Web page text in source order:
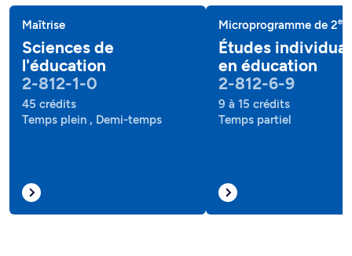
Maîtrise
Sciences de
l'éducation
2-812-1-0
45 crédits
Temps plein , Demi-temps
Microprogramme de 2e
Études
en éducation
2-812-6-9
9 à 15 crédits
Temps partiel